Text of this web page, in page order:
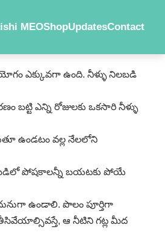
MEOShopUpdatesContact
ఎక్కువగా ఉంది. నీళ్ళు నిలబడి
బట్టి ఎన్ని రోజులకు ఒకసారి నీళ్ళు
ఉండటం వల్ల నేలలోని
ఆ మడిలో పోషకాలన్నీ బయటకు పోయే
ఉండాలి. పొలం పూర్తిగా
తీసివేయాల్సివస్తే, ఆ నీటిని గట్ల మీద